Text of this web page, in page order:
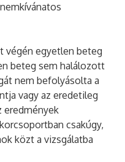
végén egyetlen beteg
beteg sem halálozott
nem befolyásolta a
vagy az eredetileg
eredmények
csakúgy,
közt a vizsgálatba